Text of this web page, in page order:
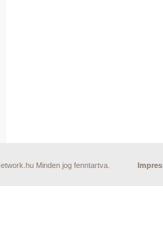
Minden jog fenntartva.